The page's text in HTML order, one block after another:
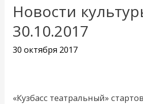
Новости
30.10.2017
30 октября 2017
«Кузбасс театральный»
Новости
30.10.2017